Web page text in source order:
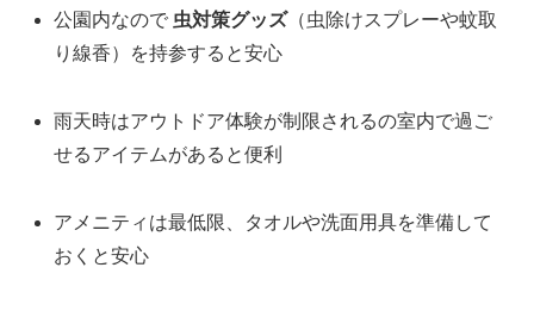
公園内なので 虫対策グッズ（虫除けスプレーや蚊取
り線香）を持参すると安心
雨天時はアウトドア体験が制限されるの室内で過ご
せるアイテムがあると便利
アメニティは最低限、タオルや洗面用具を準備して
おくと安心